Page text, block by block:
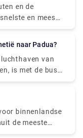
en de
en meest
naar Milaan te
bestemming. U
Venetië
net zo goed de
een
voor een
naar Padua?
van
is met de bus,
over
is met de taxi,
binnenlandse
de meeste
naar Venetië te